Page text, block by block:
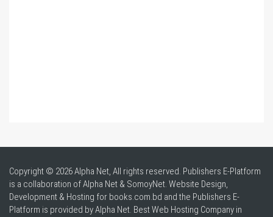
Copyright © 2026 Alpha Net, All rights reserved. Publishers E-Platform
is a collaboration of Alpha Net & SomoyNet. Website Design,
Development & Hosting for books.com.bd and the Publishers E-
Platform is provided by Alpha Net. BestWeb Hosting Company in